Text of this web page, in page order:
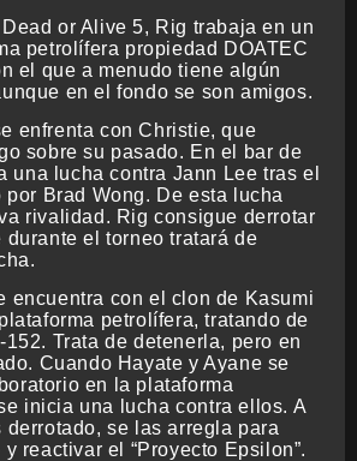
or Alive 5, Rig trabaja en un
petrolífera propiedad DOATEC
el que a menudo tiene algún
en el fondo se son amigos.
enfrenta con Christie, que
sobre su pasado. En el bar de
una lucha contra Jann Lee tras el
Brad Wong. De esta lucha
rivalidad. Rig consigue derrotar
durante el torneo tratará de
encuentra con el clon de Kasumi
petrolífera, tratando de
Trata de detenerla, pero en
Cuando Hayate y Ayane se
en la plataforma
inicia una lucha contra ellos. A
derrotado, se las arregla para
reactivar el “Proyecto Epsilon”.